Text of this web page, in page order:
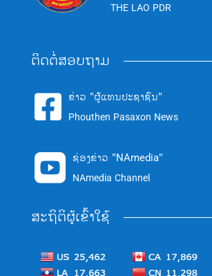
THE LAO PDR
ຕິດຕໍ່ສອບຖາມ
 ຂ່າວ "ຜູ້ແທນປະຊາຊົນ"
Phouthen Pasaxon News
 ຊ່ອງຂ່າວ "NAmedia"
NAmedia Channel
ສະຖິຕິຜູ້ເຂົ້າໃຊ້